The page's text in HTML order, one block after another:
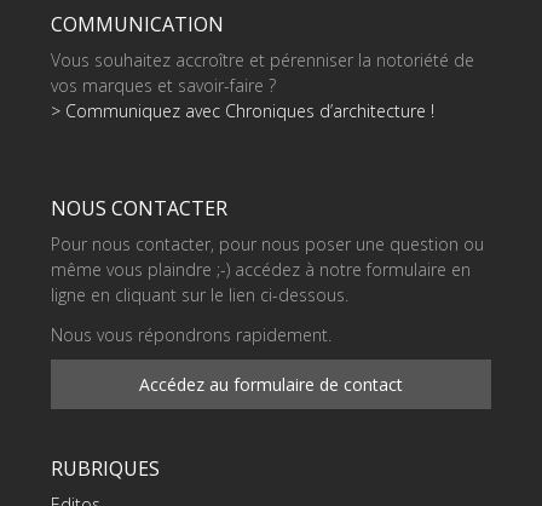
COMMUNICATION
Vous souhaitez accroître et pérenniser la notoriété de
vos marques et savoir-faire ?
> Communiquez avec Chroniques d’architecture !
NOUS CONTACTER
Pour nous contacter, pour nous poser une question ou
même vous plaindre ;-) accédez à notre formulaire en
ligne en cliquant sur le lien ci-dessous.
Nous vous répondrons rapidement.
Accédez au formulaire de contact
RUBRIQUES